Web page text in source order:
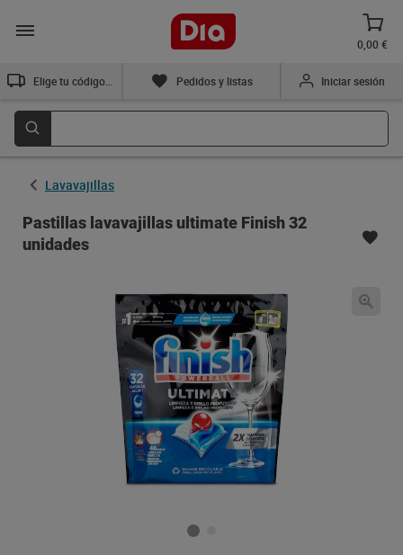
0,00 €
Pedidos y listas Iniciar sesión
Lavavajillas
Pastillas lavavajillas ultimate Finish 32
unidades